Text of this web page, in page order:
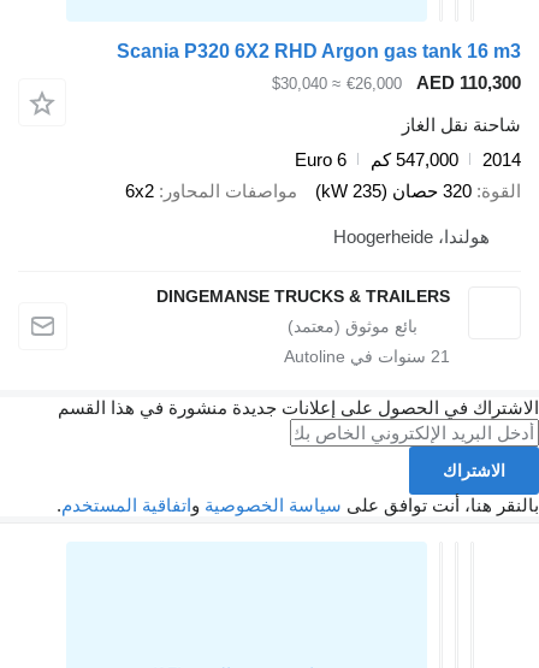
Scania P320 6X2 RHD Argon gas tank 16
AED
€26,000
≈ $30,040
نقل الغاز
547,000 كم
Euro 6
320 حصان (235 kW) مواصفات المحاور 6x2
هولندا، Hoogerheide
DINGEMANSE TRUCKS & TRAILERS
سنوات في Autoline
في الحصول على إعلانات جديدة منشورة في هذا القسم
الاشتراك
هنا، أنت توافق علىسياسة الخصوصيةواتفاقية المستخدم.